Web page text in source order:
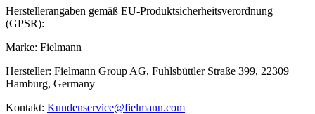
Herstellerangaben gemäß EU-Produktsicherheitsverordnung
(GPSR):
Marke: Fielmann
Hersteller: Fielmann Group AG, Fuhlsbüttler Straße 399, 22309
Hamburg, Germany
Kontakt: Kundenservice@fielmann.com